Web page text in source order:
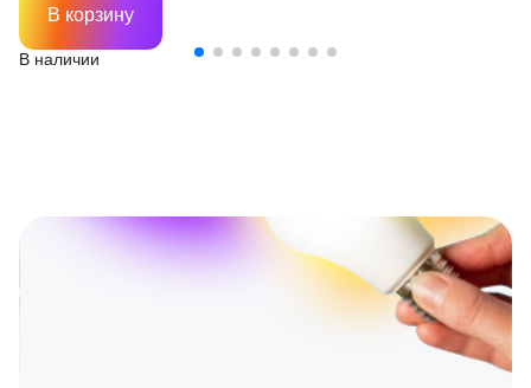
В наличии
В корзину